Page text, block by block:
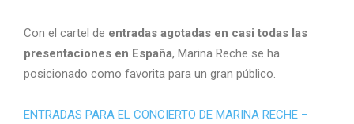
Con el cartel de entradas agotadas en casi todas las
presentaciones en España, Marina Reche se ha
posicionado como favorita para un gran público.
ENTRADAS PARA EL CONCIERTO DE MARINA RECHE –